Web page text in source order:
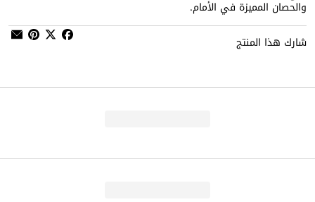
والحصان المميزة في الأمام.
شارك هذا المنتج